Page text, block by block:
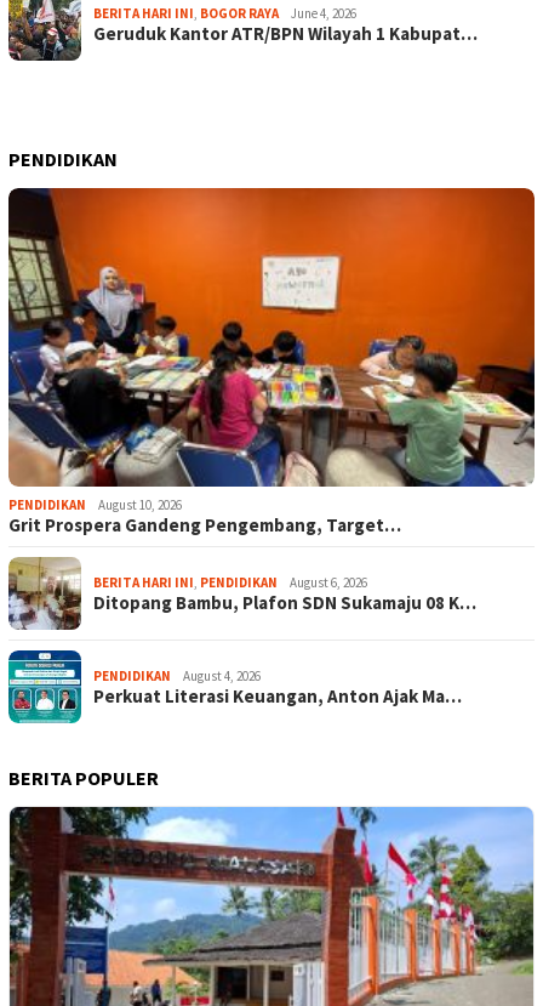
BERITA HARI INI, BOGOR RAYA June 4, 2026
Geruduk Kantor ATR/BPN Wilayah 1 Kabupat…
PENDIDIKAN
PENDIDIKAN August 10, 2026
Grit Prospera Gandeng Pengembang, Target…
BERITA HARI INI, PENDIDIKAN August 6, 2026
Ditopang Bambu, Plafon SDN Sukamaju 08 K…
PENDIDIKAN August 4, 2026
Perkuat Literasi Keuangan, Anton Ajak Ma…
BERITA POPULER